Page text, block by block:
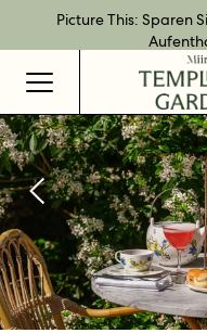
Picture This: Sparen
Direkt buchen und
Geschenkgutscheine
Bestpreisgarantie bei